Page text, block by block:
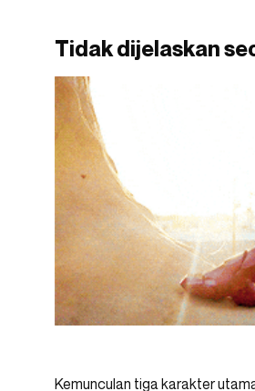
Tidak dijelaskan
Kemunculan tiga karakter